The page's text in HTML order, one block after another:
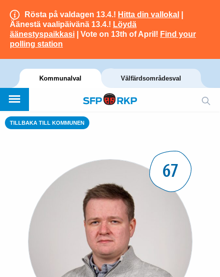
Rösta på valdagen 13.4.! Hitta din vallokal
Äänestä vaalipäivänä 13.4.! Löydä
äänestyspaikkasi | Vote on 13th of April! Find your
polling station
Kommunalval Välfärdsområdesval
TILLBAKA TILL KOMMUNEN
67